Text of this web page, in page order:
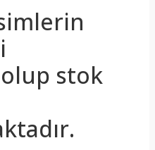
stok